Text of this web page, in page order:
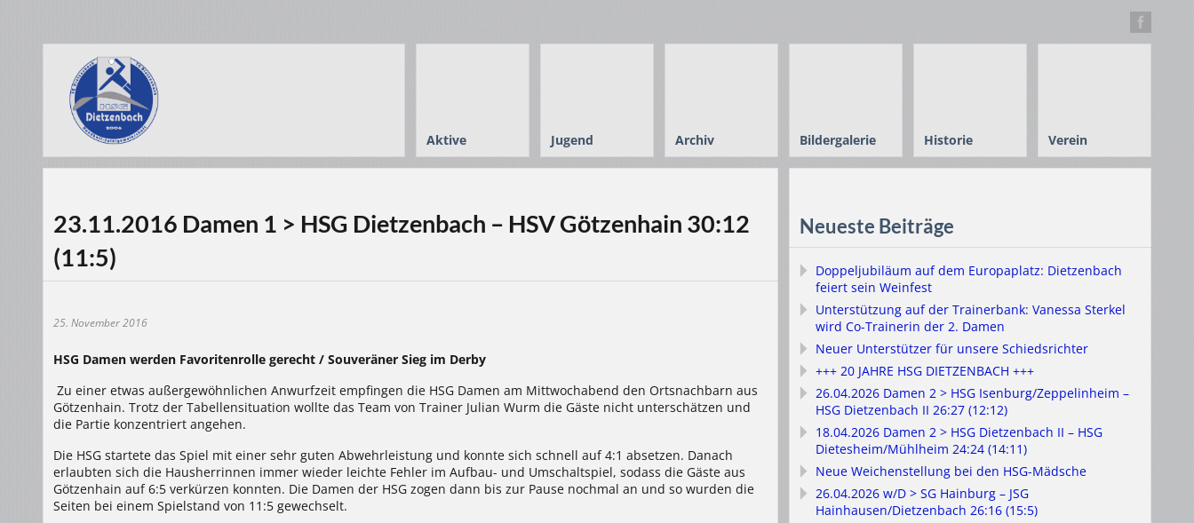
Aktive Jugend Archiv Bildergalerie Historie Verein
23.11.2016 Damen 1 > HSG Dietzenbach – HSV Götzenhain 30:12
(11:5)
25. November 2016
HSG Damen werden Favoritenrolle gerecht / Souveräner Sieg im Derby
Zu einer etwas außergewöhnlichen Anwurfzeit empfingen die HSG Damen am Mittwochabend den Ortsnachbarn aus
Götzenhain. Trotz der Tabellensituation wollte das Team von Trainer Julian Wurm die Gäste nicht unterschätzen und
die Partie konzentriert angehen.
Die HSG startete das Spiel mit einer sehr guten Abwehrleistung und konnte sich schnell auf 4:1 absetzen. Danach
erlaubten sich die Hausherrinnen immer wieder leichte Fehler im Aufbau- und Umschaltspiel, sodass die Gäste aus
Götzenhain auf 6:5 verkürzen konnten. Die Damen der HSG zogen dann bis zur Pause nochmal an und so wurden die
Seiten bei einem Spielstand von 11:5 gewechselt.
Neueste Beiträge
Doppeljubiläum auf dem Europaplatz: Dietzenbach
feiert sein Weinfest
Unterstützung auf der Trainerbank: Vanessa Sterkel
wird Co-Trainerin der 2. Damen
Neuer Unterstützer für unsere Schiedsrichter
+++ 20 JAHRE HSG DIETZENBACH +++
26.04.2026 Damen 2 > HSG Isenburg/Zeppelinheim –
HSG Dietzenbach II 26:27 (12:12)
18.04.2026 Damen 2 > HSG Dietzenbach II – HSG
Dietesheim/Mühlheim 24:24 (14:11)
Neue Weichenstellung bei den HSG-Mädsche
26.04.2026 w/D > SG Hainburg – JSG
Hainhausen/Dietzenbach 26:16 (15:5)